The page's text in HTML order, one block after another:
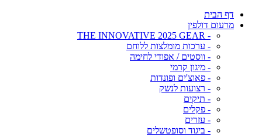
דף הבית
מרעום דולפין
- THE INNOVATIVE 2025 GEAR
- ערכות מומלצות ללוחם
- ווסטים / אפודי לחימה
- מיגון קרמי
- פאוצ'ים ופונדות
- רצועות לנשק
- תיקים
- פקלים
- עזרים
- ביגוד וסופטשלים